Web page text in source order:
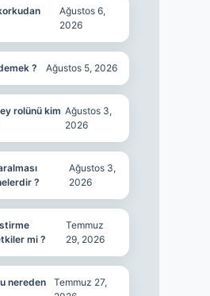
Ağustos 6,
2026
? Ağustos 5, 2026
rolünü kim Ağustos 3,
2026
?
Ağustos 3,
2026
mi ?
Temmuz
29, 2026
nereden
Temmuz 27,